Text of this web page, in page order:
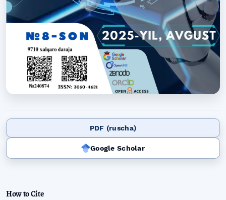
PDF (ruscha)
Google Scholar
How to Cite